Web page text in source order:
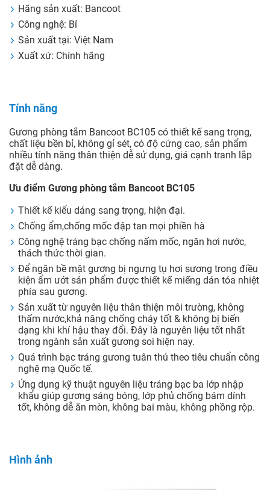
Hãng sản xuất: Bancoot
Công nghệ: Bỉ
Sản xuất tại: Việt Nam
Xuất xứ: Chính hãng
Tính năng
Gương phòng tắm Bancoot BC105 có thiết kế sang trọng,
chất liệu bền bỉ, không gỉ sét, có độ cứng cao, sản phẩm
nhiều tính năng thân thiện dễ sử dụng, giá cạnh tranh lắp
đặt dễ dàng.
Ưu điểm Gương phòng tắm Bancoot BC105
Thiết kế kiểu dáng sang trọng, hiện đại.
Chống ẩm,chống mốc đập tan mọi phiền hà
Công nghệ tráng bạc chống nấm mốc, ngăn hơi nước,
thách thức thời gian.
Để ngăn bề mặt gương bị ngưng tụ hơi sương trong điều
kiện ẩm ướt sản phẩm được thiết kế miếng dán tỏa nhiệt
phía sau gương.
Sản xuất từ nguyên liệu thân thiện môi trường, không
thấm nước,khả năng chống cháy tốt & không bị biến
dạng khi khí hậu thay đổi. Đây là nguyên liệu tốt nhất
trong ngành sản xuất gương soi hiện nay.
Quá trình bạc tráng gương tuân thủ theo tiêu chuẩn công
nghệ mạ Quốc tế.
Ứng dụng kỹ thuật nguyên liệu tráng bạc ba lớp nhập
khẩu giúp gương sáng bóng, lớp phủ chống bám dính
tốt, không dễ ăn mòn, không bai màu, không phồng rộp.
Hình ảnh